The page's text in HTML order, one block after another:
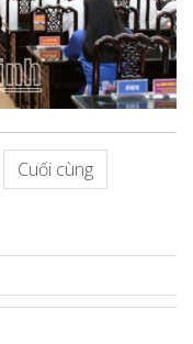
Cuối cùng